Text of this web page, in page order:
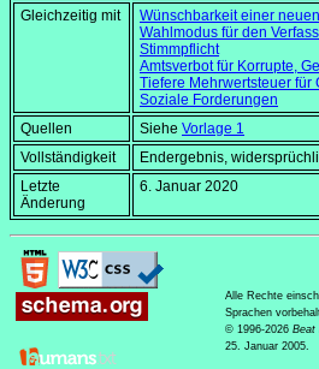
Gleichzeitig mit
Wünschbarkeit einer
Wahlmodus für den
Stimmpflicht
Amtsverbot für Korrupte,
Tiefere Mehrwertsteuer für
Soziale Forderungen
Quellen
Siehe Vorlage 1
Vollständigkeit
Endergebnis,
Letzte
Änderung
6. Januar 2020
Alle Rechte
Sprachen
© 1996-2026 Beat
25. Januar 2005.